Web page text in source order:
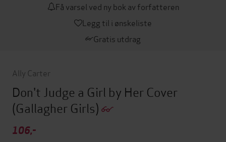
Få varsel ved ny bok av forfatteren
Legg til i ønskeliste
Gratis utdrag
Ally Carter
Don't Judge a Girl by Her Cover
(Gallagher Girls)
106,-